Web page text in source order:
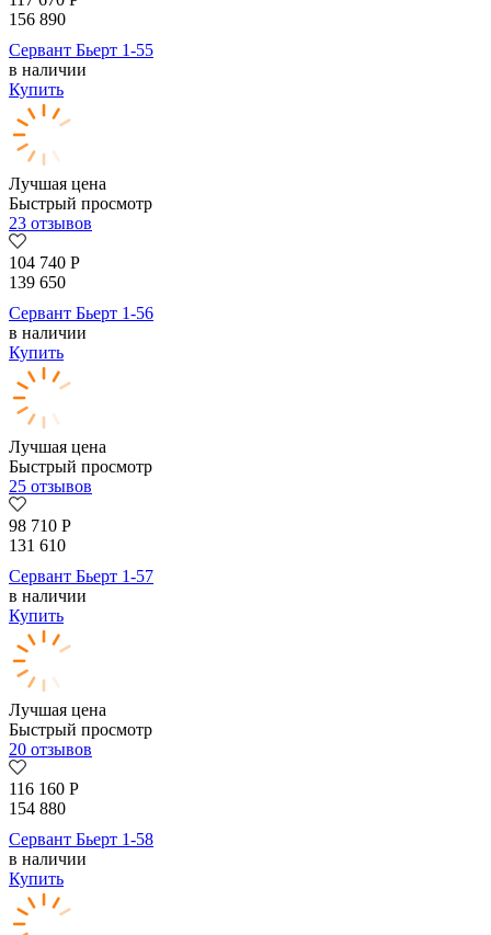
156 890
Сервант Бьерт 1-55
в наличии
Купить
Лучшая цена
Быстрый просмотр
23 отзывов
104 740 Р
139 650
Сервант Бьерт 1-56
в наличии
Купить
Лучшая цена
Быстрый просмотр
25 отзывов
98 710 Р
131 610
Сервант Бьерт 1-57
в наличии
Купить
Лучшая цена
Быстрый просмотр
20 отзывов
116 160 Р
154 880
Сервант Бьерт 1-58
в наличии
Купить